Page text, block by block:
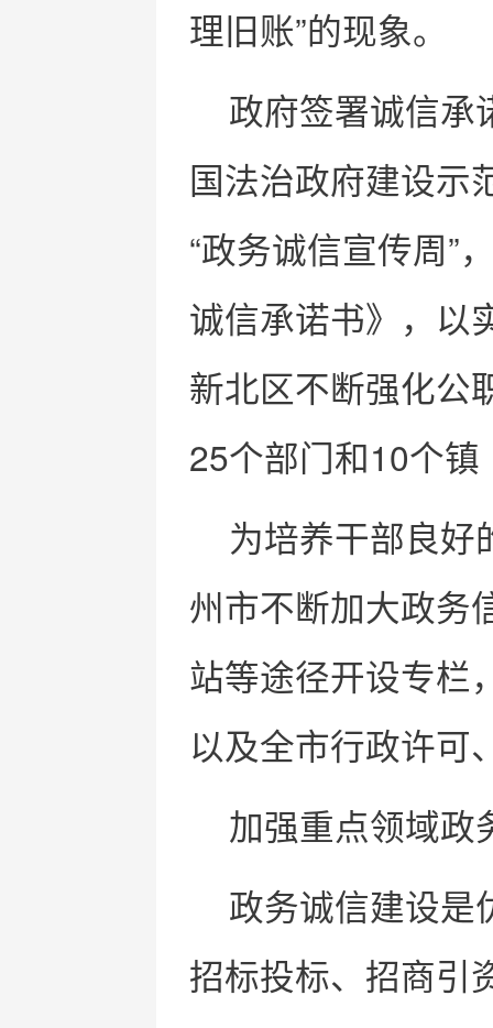
理旧账”的现象。
政府签署诚信承
国法治政府建设示
“政务诚信宣传周”
诚信承诺书》，以
新北区不断强化公
25个部门和10个
为培养干部良好
州市不断加大政务
站等途径开设专栏
以及全市行政许可
加强重点领域政
政务诚信建设是
招标投标、招商引